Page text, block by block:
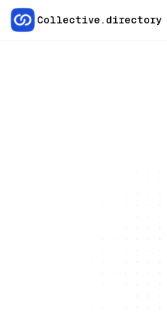
Collective.directory